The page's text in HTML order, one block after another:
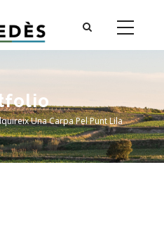
Una Carpa Pel Punt Lila